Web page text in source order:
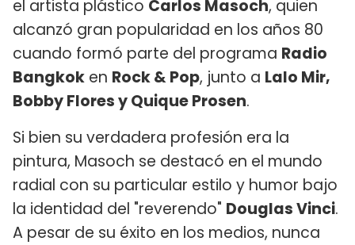
el artista plástico Carlos Masoch, quien
alcanzó gran popularidad en los años 80
cuando formó parte del programa Radio
Bangkok en Rock & Pop, junto a Lalo Mir,
Bobby Flores y Quique Prosen.
Si bien su verdadera profesión era la
pintura, Masoch se destacó en el mundo
radial con su particular estilo y humor bajo
la identidad del "reverendo" Douglas Vinci.
A pesar de su éxito en los medios, nunca